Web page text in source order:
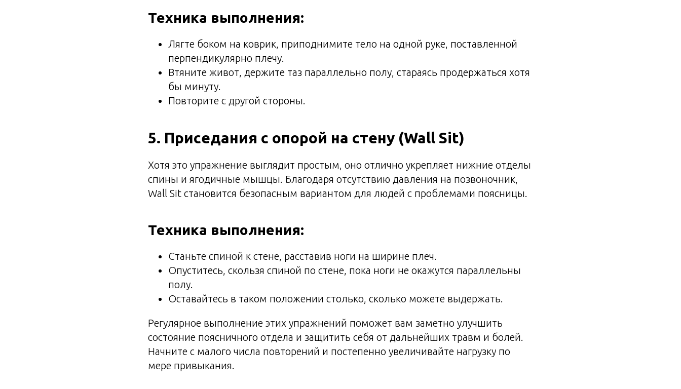
Техника выполнения:
Лягте боком на коврик, приподнимите тело на одной руке, поставленной
перпендикулярно плечу.
Втяните живот, держите таз параллельно полу, стараясь продержаться хотя
бы минуту.
Повторите с другой стороны.
5. Приседания с опорой на стену (Wall Sit)
Хотя это упражнение выглядит простым, оно отлично укрепляет нижние отделы
спины и ягодичные мышцы. Благодаря отсутствию давления на позвоночник,
Wall Sit становится безопасным вариантом для людей с проблемами поясницы.
Техника выполнения:
Станьте спиной к стене, расставив ноги на ширине плеч.
Опуститесь, скользя спиной по стене, пока ноги не окажутся параллельны
полу.
Оставайтесь в таком положении столько, сколько можете выдержать.
Регулярное выполнение этих упражнений поможет вам заметно улучшить
состояние поясничного отдела и защитить себя от дальнейших травм и болей.
Начните с малого числа повторений и постепенно увеличивайте нагрузку по
мере привыкания.